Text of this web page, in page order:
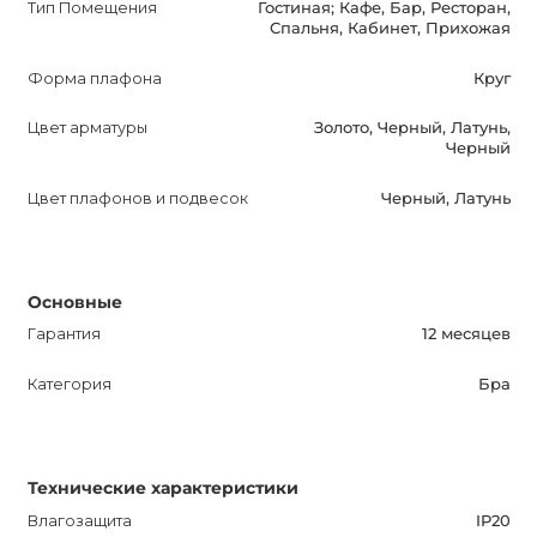
TINT Бра - превосходный выбор для тех, кто ценит
жизнь с помощью этого элегантного светильника,
который создаст уникальную атмосферу в вашем
интерьере. Приобретайте TINT Бра прямо сейчас и
помещении!
Тип Помещения
Гостиная; Кафе, Бар, Ресторан,
Спальня, Кабинет, Прихожая
Форма плафона Круг
Цвет арматуры
Золото, Черный, Латунь,
Черный
Цвет плафонов и подвесок Черный, Латунь
Основные
Гарантия 12 месяцев
Категория Бра
Технические характеристики
Влагозащита IP20